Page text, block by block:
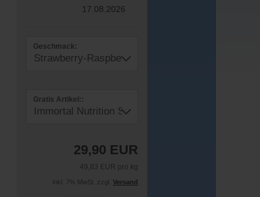
17.08.2026
Geschmack:
Gratis Artikel::
29,90 EUR
49,83 EUR pro kg
inkl. 7% MwSt. zzgl. Versand